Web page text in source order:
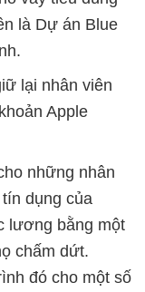
là Dự án Blue
lại nhân viên
Apple
những nhân
dụng của
lương bằng một
chấm dứt.
đó cho một số